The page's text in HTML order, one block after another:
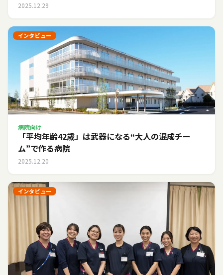
2025.12.29
インタビュー
病院向け
「平均年齢42歳」は武器になる――“大人の混成チー
ム”で作る病院
2025.12.20
インタビュー